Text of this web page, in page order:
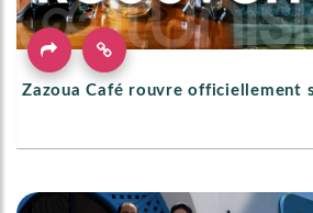
Zazoua Café rouvre officiellement